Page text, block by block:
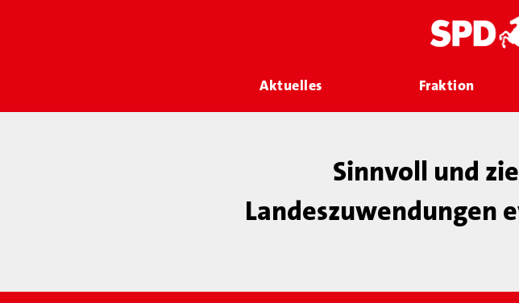
Aktuelles Fraktion
Sinnvoll und
Landeszuwendungen